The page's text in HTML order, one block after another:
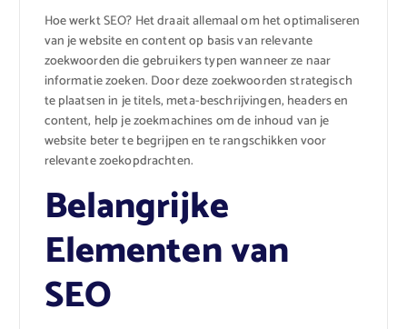
Hoe werkt SEO? Het draait allemaal om het optimaliseren
van je website en content op basis van relevante
zoekwoorden die gebruikers typen wanneer ze naar
informatie zoeken. Door deze zoekwoorden strategisch
te plaatsen in je titels, meta-beschrijvingen, headers en
content, help je zoekmachines om de inhoud van je
website beter te begrijpen en te rangschikken voor
relevante zoekopdrachten.
Belangrijke
Elementen van
SEO